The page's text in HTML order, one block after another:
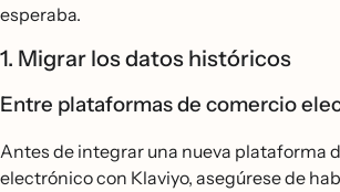
esperaba.
1. Migrar los datos históricos
Entre plataformas de comercio
Antes de integrar una nueva plataforma
electrónico con Klaviyo, asegúrese de